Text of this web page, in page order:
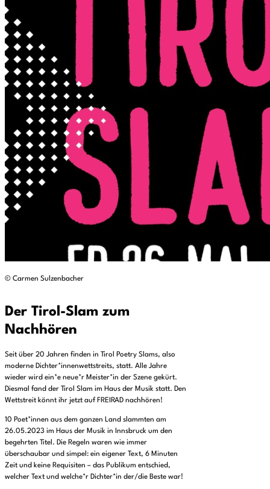
© Carmen Sulzenbacher
Der Tirol-Slam zum
Nachhören
Seit über 20 Jahren finden in Tirol Poetry Slams, also
moderne Dichter*innenwettstreits, statt. Alle Jahre
wieder wird ein*e neue*r Meister*in der Szene gekürt.
Diesmal fand der Tirol Slam im Haus der Musik statt. Den
Wettstreit könnt ihr jetzt auf FREIRAD nachhören!
10 Poet*innen aus dem ganzen Land slammten am
26.05.2023 im Haus der Musik in Innsbruck um den
begehrten Titel. Die Regeln waren wie immer
überschaubar und simpel: ein eigener Text, 6 Minuten
Zeit und keine Requisiten – das Publikum entschied,
welcher Text und welche*r Dichter*in der/die Beste war!